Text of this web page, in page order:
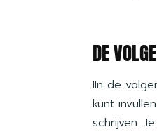
DE
IIn de
kunt
schrijven.